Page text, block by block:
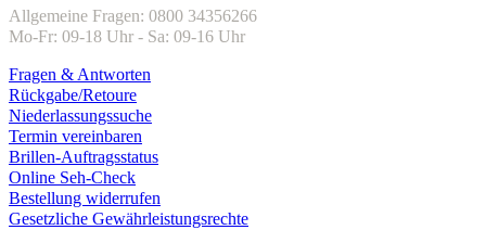
Allgemeine Fragen: 0800 34356266
Mo-Fr: 09-18 Uhr - Sa: 09-16 Uhr
Fragen & Antworten
Rückgabe/Retoure
Niederlassungssuche
Termin vereinbaren
Brillen-Auftragsstatus
Online Seh-Check
Bestellung widerrufen
Gesetzliche Gewährleistungsrechte